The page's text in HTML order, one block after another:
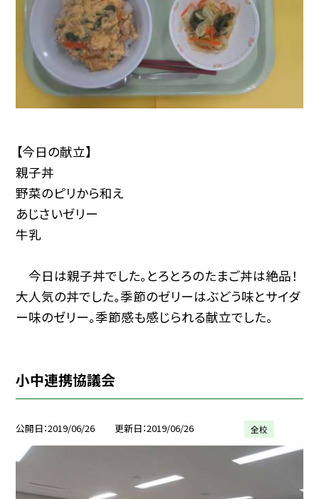
【今日の献立】
親子丼
野菜のピリから和え
あじさいゼリー
牛乳
今日は親子丼でした。とろとろのたまご丼は絶品！
大人気の丼でした。季節のゼリーはぶどう味とサイダ
ー味のゼリー。季節感も感じられる献立でした。
小中連携協議会
公開日 2019/06/26 更新日 2019/06/26 全校